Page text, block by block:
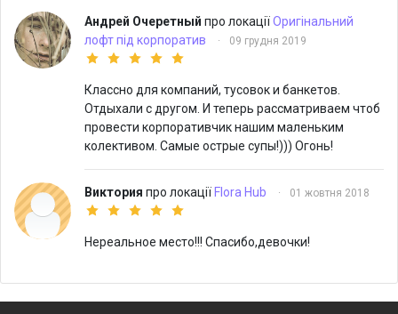
Андрей Очеретный про локаціїОригінальний
лофт під корпоратив
· 09 грудня 2019
Классно для компаний, тусовок и банкетов.
Отдыхали с другом. И теперь рассматриваем чтоб
провести корпоративчик нашим маленьким
колективом. Самые острые супы!))) Огонь!
Виктория про локаціїFlora Hub · 01 жовтня 2018
Нереальное место!!! Спасибо,девочки!